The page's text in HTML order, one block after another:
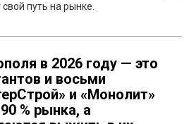
путь на рынке.
в 2026 году — это
и восьми
и «Монолит»
% рынка, а